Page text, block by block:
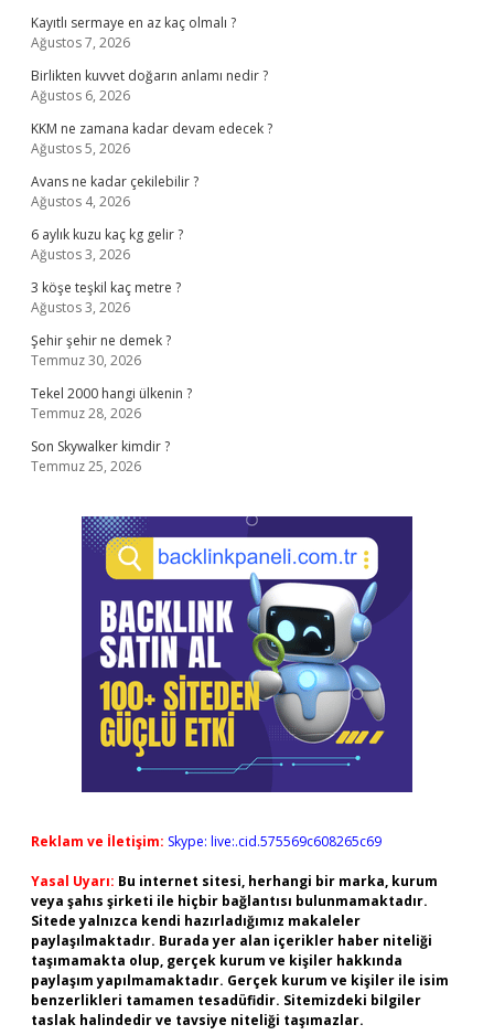
Kayıtlı sermaye en az kaç olmalı ?
Ağustos 7, 2026
Birlikten kuvvet doğarın anlamı nedir ?
Ağustos 6, 2026
KKM ne zamana kadar devam edecek ?
Ağustos 5, 2026
Avans ne kadar çekilebilir ?
Ağustos 4, 2026
6 aylık kuzu kaç kg gelir ?
Ağustos 3, 2026
3 köşe teşkil kaç metre ?
Ağustos 3, 2026
Şehir şehir ne demek ?
Temmuz 30, 2026
Tekel 2000 hangi ülkenin ?
Temmuz 28, 2026
Son Skywalker kimdir ?
Temmuz 25, 2026
Reklam ve İletişim: Skype: live:.cid.575569c608265c69
Yasal Uyarı: Bu internet sitesi, herhangi bir marka, kurum
veya şahıs şirketi ile hiçbir bağlantısı bulunmamaktadır.
Sitede yalnızca kendi hazırladığımız makaleler
paylaşılmaktadır. Burada yer alan içerikler haber niteliği
taşımamakta olup, gerçek kurum ve kişiler hakkında
paylaşım yapılmamaktadır. Gerçek kurum ve kişiler ile isim
benzerlikleri tamamen tesadüfidir. Sitemizdeki bilgiler
taslak halindedir ve tavsiye niteliği taşımazlar.